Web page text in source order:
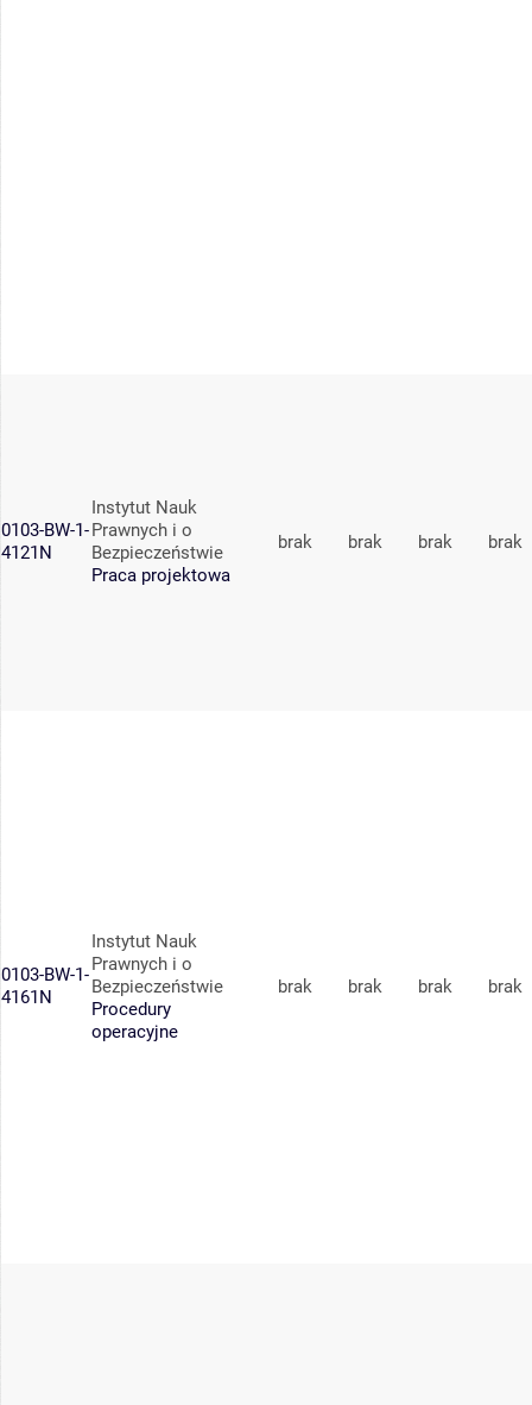
0103-BW-1-
4121N
Instytut Nauk
Prawnych i o
Bezpieczeństwie
Praca projektowa
brak brak brak brak
0103-BW-1-
4161N
Instytut Nauk
Prawnych i o
Bezpieczeństwie
Procedury
operacyjne
brak brak brak brak